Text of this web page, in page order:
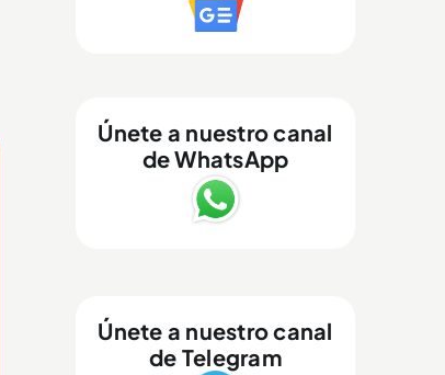
Únete a nuestro canal
de WhatsApp
Únete a nuestro canal
de Telegram